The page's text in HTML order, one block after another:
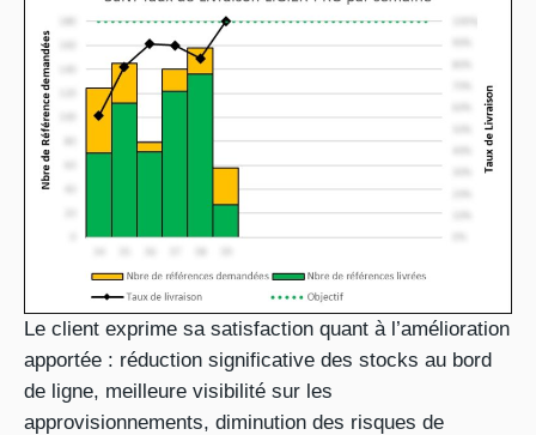
Le client exprime sa satisfaction quant à l’amélioration
apportée : réduction significative des stocks au bord
de ligne, meilleure visibilité sur les
approvisionnements, diminution des risques de